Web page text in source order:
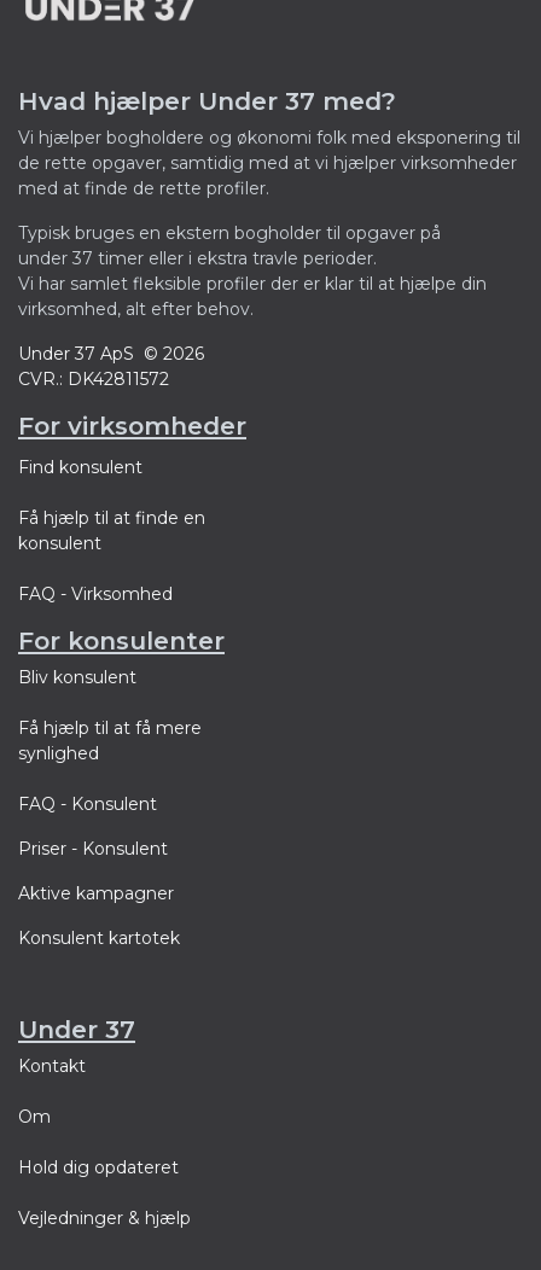
Hvad hjælper Under 37 med?
Vi hjælper bogholdere og økonomi folk med eksponering til
de rette opgaver, samtidig med at vi hjælper virksomheder
med at finde de rette profiler.
Typisk bruges en ekstern bogholder til opgaver på
under 37 timer eller i ekstra travle perioder.
Vi har samlet fleksible profiler der er klar til at hjælpe din
virksomhed, alt efter behov.
Under 37 ApS © 2026
CVR.: DK42811572
For virksomheder
Find konsulent
Få hjælp til at finde en
konsulent
FAQ - Virksomhed
For konsulenter
Bliv konsulent
Få hjælp til at få mere
synlighed
FAQ - Konsulent
Priser - Konsulent
Aktive kampagner
Konsulent kartotek
Under 37
Kontakt
Om
Hold dig opdateret
Vejledninger & hjælp